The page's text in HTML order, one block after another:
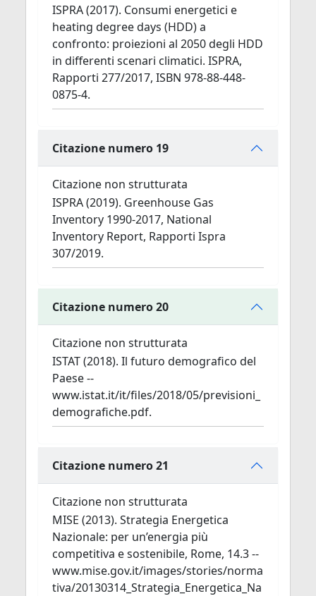
ISPRA (2017). Consumi energetici e
heating degree days (HDD) a
confronto: proiezioni al 2050 degli HDD
in differenti scenari climatici. ISPRA,
Rapporti 277/2017, ISBN 978-88-448-
0875-4.
Citazione numero 19
Citazione non strutturata
ISPRA (2019). Greenhouse Gas
Inventory 1990-2017, National
Inventory Report, Rapporti Ispra
307/2019.
Citazione numero 20
Citazione non strutturata
ISTAT (2018). Il futuro demografico del
Paese --
www.istat.it/it/files/2018/05/previsioni_
demografiche.pdf.
Citazione numero 21
Citazione non strutturata
MISE (2013). Strategia Energetica
Nazionale: per un’energia più
competitiva e sostenibile, Rome, 14.3 --
www.mise.gov.it/images/stories/norma
tiva/20130314_Strategia_Energetica_Na